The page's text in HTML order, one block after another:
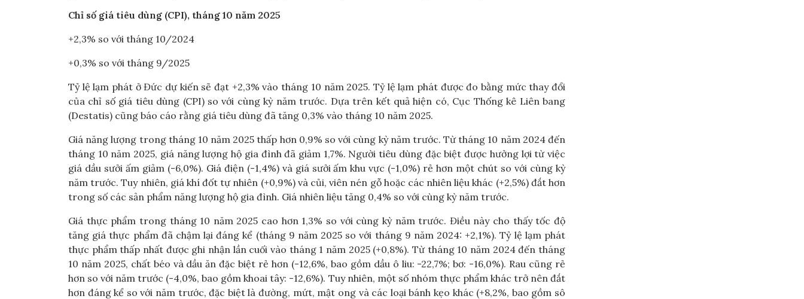
Chỉ số giá tiêu dùng (CPI), tháng 10 năm 2025
+2,3% so với tháng 10/2024
+0,3% so với tháng 9/2025
Tỷ lệ lạm phát ở Đức dự kiến ​​sẽ đạt +2,3% vào tháng 10 năm 2025. Tỷ lệ lạm phát được đo bằng mức thay đổi
của chỉ số giá tiêu dùng (CPI) so với cùng kỳ năm trước. Dựa trên kết quả hiện có, Cục Thống kê Liên bang
(Destatis) cũng báo cáo rằng giá tiêu dùng đã tăng 0,3% vào tháng 10 năm 2025.
Giá năng lượng trong tháng 10 năm 2025 thấp hơn 0,9% so với cùng kỳ năm trước. Từ tháng 10 năm 2024 đến
tháng 10 năm 2025, giá năng lượng hộ gia đình đã giảm 1,7%. Người tiêu dùng đặc biệt được hưởng lợi từ việc
giá dầu sưởi ấm giảm (-6,0%). Giá điện (-1,4%) và giá sưởi ấm khu vực (-1,0%) rẻ hơn một chút so với cùng kỳ
năm trước. Tuy nhiên, giá khí đốt tự nhiên (+0,9%) và củi, viên nén gỗ hoặc các nhiên liệu khác (+2,5%) đắt hơn
trong số các sản phẩm năng lượng hộ gia đình. Giá nhiên liệu tăng 0,4% so với cùng kỳ năm trước.
Giá thực phẩm trong tháng 10 năm 2025 cao hơn 1,3% so với cùng kỳ năm trước. Điều này cho thấy tốc độ
tăng giá thực phẩm đã chậm lại đáng kể (tháng 9 năm 2025 so với tháng 9 năm 2024: +2,1%). Tỷ lệ lạm phát
thực phẩm thấp nhất được ghi nhận lần cuối vào tháng 1 năm 2025 (+0,8%). Từ tháng 10 năm 2024 đến tháng
10 năm 2025, chất béo và dầu ăn đặc biệt rẻ hơn (-12,6%, bao gồm dầu ô liu: -22,7%; bơ: -16,0%). Rau cũng rẻ
hơn so với năm trước (-4,0%, bao gồm khoai tây: -12,6%). Tuy nhiên, một số nhóm thực phẩm khác trở nên đắt
hơn đáng kể so với năm trước, đặc biệt là đường, mứt, mật ong và các loại bánh kẹo khác (+8,2%, bao gồm sô